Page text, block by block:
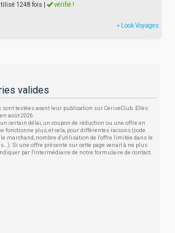
1248 fois vérifié !
» Look Voyages
valides
sont testées avant leur publication sur CeriseClub. Elles
août 2026.
certain délai, un coupon de réduction ou une offre en
fonctionne plus, et cela, pour différentes raisons (code
marchand, nombre d'utilisation de l'offre limitée dans le
Si une offre présente sur cette page venait à ne plus
par l'intermédiaire de notre formulaire de contact.